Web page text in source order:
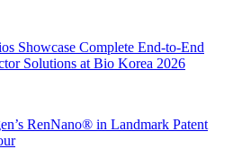
Showcase Complete End-to-End
Solutions at Bio Korea 2026
RenNano® in Landmark Patent